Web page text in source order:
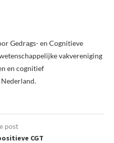
Gedrags- en Cognitieve
vakvereniging
en cognitief
post
CGT